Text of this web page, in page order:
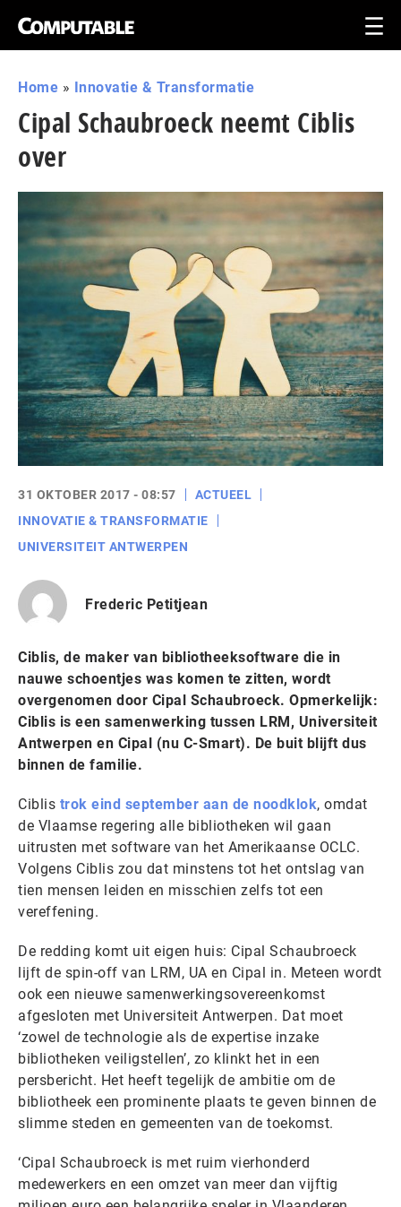
Home » Innovatie & Transformatie
Cipal Schaubroeck neemt Ciblis
over
31 OKTOBER 2017 - 08:57
ACTUEEL
INNOVATIE & TRANSFORMATIE
UNIVERSITEIT ANTWERPEN
Frederic Petitjean
Ciblis, de maker van bibliotheeksoftware die in
nauwe schoentjes was komen te zitten, wordt
overgenomen door Cipal Schaubroeck. Opmerkelijk:
Ciblis is een samenwerking tussen LRM, Universiteit
Antwerpen en Cipal (nu C-Smart). De buit blijft dus
binnen de familie.
Ciblis trok eind september aan de noodklok, omdat
de Vlaamse regering alle bibliotheken wil gaan
uitrusten met software van het Amerikaanse OCLC.
Volgens Ciblis zou dat minstens tot het ontslag van
tien mensen leiden en misschien zelfs tot een
vereffening.
De redding komt uit eigen huis: Cipal Schaubroeck
lijft de spin-off van LRM, UA en Cipal in. Meteen wordt
ook een nieuwe samenwerkingsovereenkomst
afgesloten met Universiteit Antwerpen. Dat moet
‘zowel de technologie als de expertise inzake
bibliotheken veiligstellen’, zo klinkt het in een
persbericht. Het heeft tegelijk de ambitie om de
bibliotheek een prominente plaats te geven binnen de
slimme steden en gemeenten van de toekomst.
‘Cipal Schaubroeck is met ruim vierhonderd
medewerkers en een omzet van meer dan vijftig